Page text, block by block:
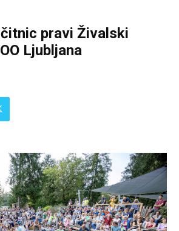
pravi Živalski
Ljubljana